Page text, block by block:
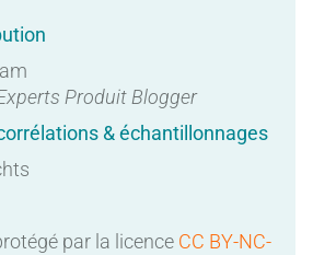
Produit Blogger
& échantillonnages
par la licence CC BY-NC-